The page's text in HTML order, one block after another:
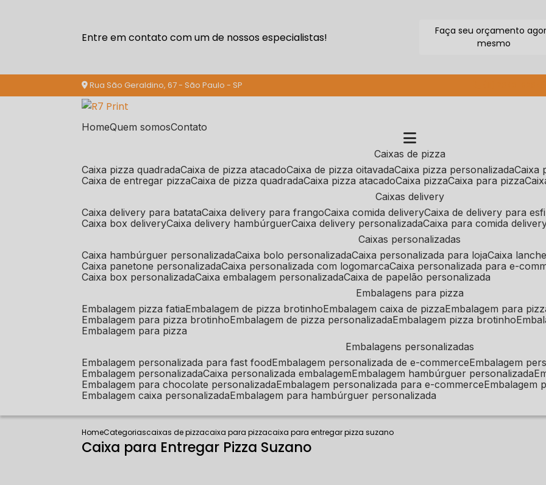
Entre em contato com um de nossos especialistas!
Faça seu orçamento
mesmo
Rua São Geraldino, 67 - São Paulo - SP
Home Quem somos Contato
caixas de pizza
caixa pizza quadrada caixa de pizza atacado caixa de pizza oitavada caixa pizza personalizada
caixa de entregar pizza caixa de pizza quadrada caixa pizza atacado caixa pizza caixa para pizza
caixas delivery
caixa delivery para batata caixa delivery para frango caixa comida delivery caixa de delivery para
caixa box delivery caixa delivery hambúrguer caixa delivery personalizada caixa para comida
caixas personalizadas
caixa hambúrguer personalizada caixa bolo personalizada caixa personalizada para loja caixa
caixa panetone personalizada caixa personalizada com logomarca caixa personalizada para e-
caixa box personalizada caixa embalagem personalizada caixa de papelão personalizada
embalagens para pizza
embalagem pizza fatia embalagem de pizza brotinho embalagem caixa de pizza embalagem para
embalagem para pizza brotinho embalagem de pizza personalizada embalagem pizza brotinho
embalagem para pizza
embalagens personalizadas
embalagem personalizada para fast food embalagem personalizada de e-commerce embalagem
embalagem personalizada caixa personalizada embalagem embalagem hambúrguer personalizada
embalagem para chocolate personalizada embalagem personalizada para e-commerce embalagem
embalagem caixa personalizada embalagem para hambúrguer personalizada
HomeCategoriascaixas de pizzacaixa para pizzacaixa para entregar pizza suzano
Caixa para Entregar Pizza Suzano